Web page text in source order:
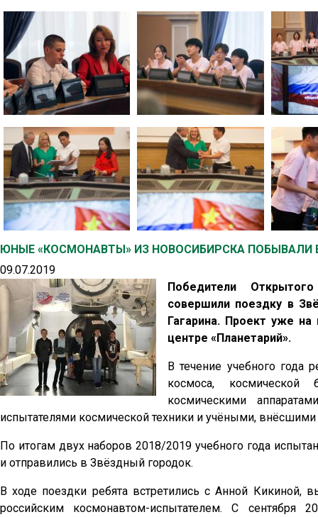
ЮНЫЕ «КОСМОНАВТЫ» ИЗ НОВОСИБИРСКА ПОБЫВАЛИ
09.07.2019
Победители
совершили поездку в
Гагарина. Проект уже
центре «Планетарий».
В течение учебного года
космоса, космической
космическими
испытателями космической техники и учёными,
По итогам двух наборов 2018/2019 учебного года
и отправились в Звёздный городок.
В ходе поездки ребята встретились с Анной Кикиной,
российским космонавтом-испытателем. С сентября